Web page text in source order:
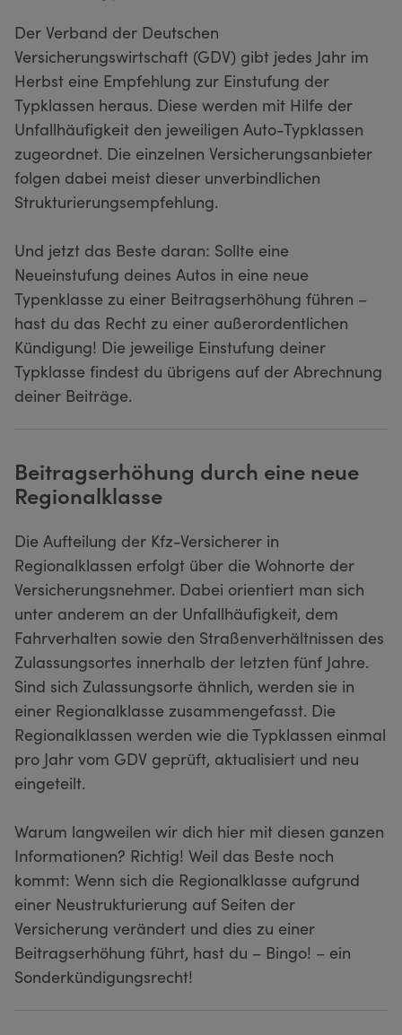
Der Verband der Deutschen
Versicherungswirtschaft (GDV) gibt jedes Jahr im
Herbst eine Empfehlung zur Einstufung der
Typklassen heraus. Diese werden mit Hilfe der
Unfallhäufigkeit den jeweiligen Auto-Typklassen
zugeordnet. Die einzelnen Versicherungsanbieter
folgen dabei meist dieser unverbindlichen
Strukturierungsempfehlung.
Und jetzt das Beste daran: Sollte eine
Neueinstufung deines Autos in eine neue
Typenklasse zu einer Beitragserhöhung führen –
hast du das Recht zu einer außerordentlichen
Kündigung! Die jeweilige Einstufung deiner
Typklasse findest du übrigens auf der Abrechnung
deiner Beiträge.
Beitragserhöhung durch eine neue
Regionalklasse
Die Aufteilung der Kfz-Versicherer in
Regionalklassen erfolgt über die Wohnorte der
Versicherungsnehmer. Dabei orientiert man sich
unter anderem an der Unfallhäufigkeit, dem
Fahrverhalten sowie den Straßenverhältnissen des
Zulassungsortes innerhalb der letzten fünf Jahre.
Sind sich Zulassungsorte ähnlich, werden sie in
einer Regionalklasse zusammengefasst. Die
Regionalklassen werden wie die Typklassen einmal
pro Jahr vom GDV geprüft, aktualisiert und neu
eingeteilt.
Warum langweilen wir dich hier mit diesen ganzen
Informationen? Richtig! Weil das Beste noch
kommt: Wenn sich die Regionalklasse aufgrund
einer Neustrukturierung auf Seiten der
Versicherung verändert und dies zu einer
Beitragserhöhung führt, hast du – Bingo! – ein
Sonderkündigungsrecht!